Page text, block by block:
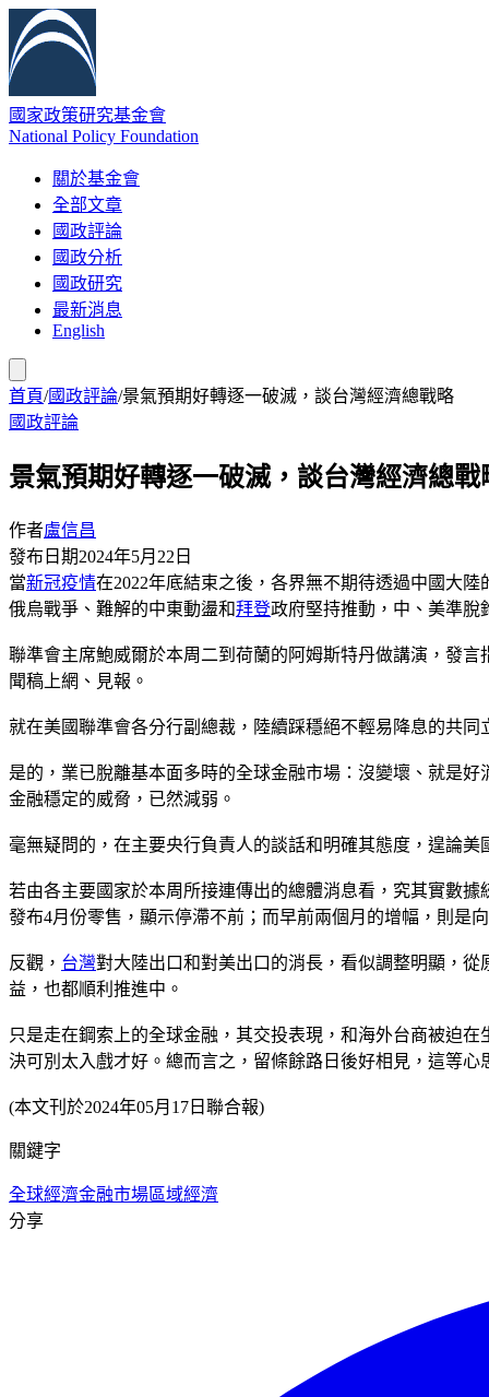
國家政策研究基金會
National Policy Foundation
關於基金會
全部文章
國政評論
國政分析
國政研究
最新消息
English
首頁/國政評論/景氣預期好轉逐一破滅，談台灣經濟總戰略
國政評論
景氣預期好轉逐一破滅，談台灣經濟總戰
作者盧信昌
發布日期2024年5月22日
當新冠疫情在2022年底結束之後，各界無不期待透過中國大
俄烏戰爭、難解的中東動盪和拜登政府堅持推動，中、美準脫
聯準會主席鮑威爾於本周二到荷蘭的阿姆斯特丹做講演，發
聞稿上網、見報。
就在美國聯準會各分行副總裁，陸續踩穩絕不輕易降息的共
是的，業已脫離基本面多時的全球金融市場：沒變壞、就是
金融穩定的威脅，已然減弱。
毫無疑問的，在主要央行負責人的談話和明確其態度，遑論
若由各主要國家於本周所接連傳出的總體消息看，究其實數
發布4月份零售，顯示停滯不前；而早前兩個月的增幅，則是
反觀， 台灣對大陸出口和對美出口的消長，看似調整明顯，
益，也都順利推進中。
只是走在鋼索上的全球金融，其交投表現，和海外台商被迫
決可別太入戲才好。總而言之，留條餘路日後好相見，這等心
(本文刊於2024年05月17日聯合報)
關鍵字
全球經濟金融市場區域經濟
分享